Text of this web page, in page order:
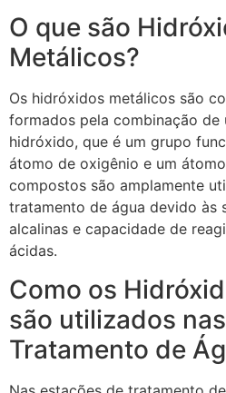
O que são
Metálicos?
Os hidróxidos metálicos são
formados pela combinação de
hidróxido, que é um grupo
átomo de oxigênio e um
compostos são amplamente
tratamento de água devido às
alcalinas e capacidade de
ácidas.
Como os
são utilizados
Tratamento de